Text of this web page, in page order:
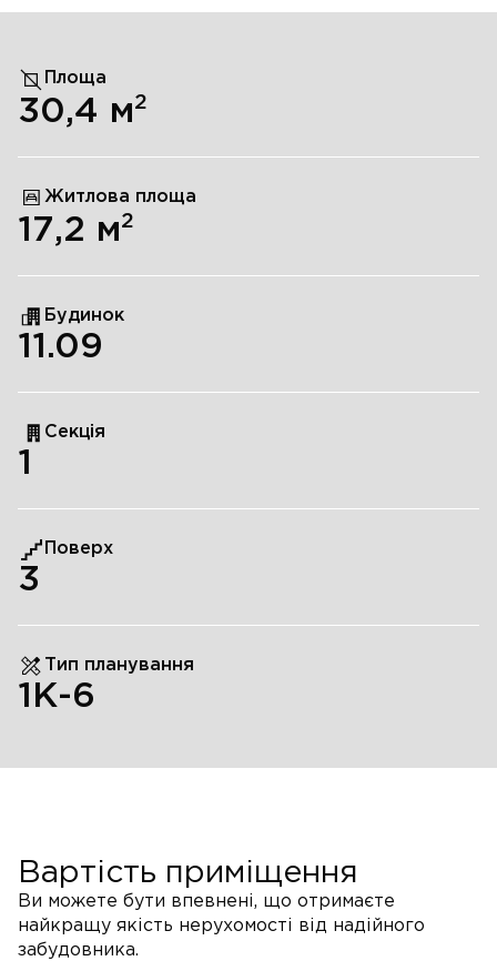
Площа
30,4 м2
Житлова площа
17,2 м2
Будинок
11.09
Секція
1
Поверх
3
Тип планування
1К-6
Вартість приміщення
Ви можете бути впевнені, що отримаєте
найкращу якість нерухомості від надійного
забудовника.